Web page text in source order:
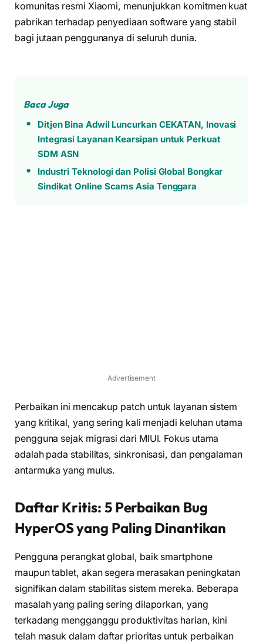
komunitas resmi Xiaomi, menunjukkan komitmen kuat
pabrikan terhadap penyediaan software yang stabil
bagi jutaan penggunanya di seluruh dunia.
Baca Juga
Ditjen Bina Adwil Luncurkan CEKATAN, Inovasi
Integrasi Layanan Kearsipan untuk Perkuat
SDM ASN
Industri Teknologi dan Polisi Global Bongkar
Sindikat Online Scams Asia Tenggara
Advertisement
Perbaikan ini mencakup patch untuk layanan sistem
yang kritikal, yang sering kali menjadi keluhan utama
pengguna sejak migrasi dari MIUI. Fokus utama
adalah pada stabilitas, sinkronisasi, dan pengalaman
antarmuka yang mulus.
Daftar Kritis: 5 Perbaikan Bug
HyperOS yang Paling Dinantikan
Pengguna perangkat global, baik smartphone
maupun tablet, akan segera merasakan peningkatan
signifikan dalam stabilitas sistem mereka. Beberapa
masalah yang paling sering dilaporkan, yang
terkadang mengganggu produktivitas harian, kini
telah masuk dalam daftar prioritas untuk perbaikan